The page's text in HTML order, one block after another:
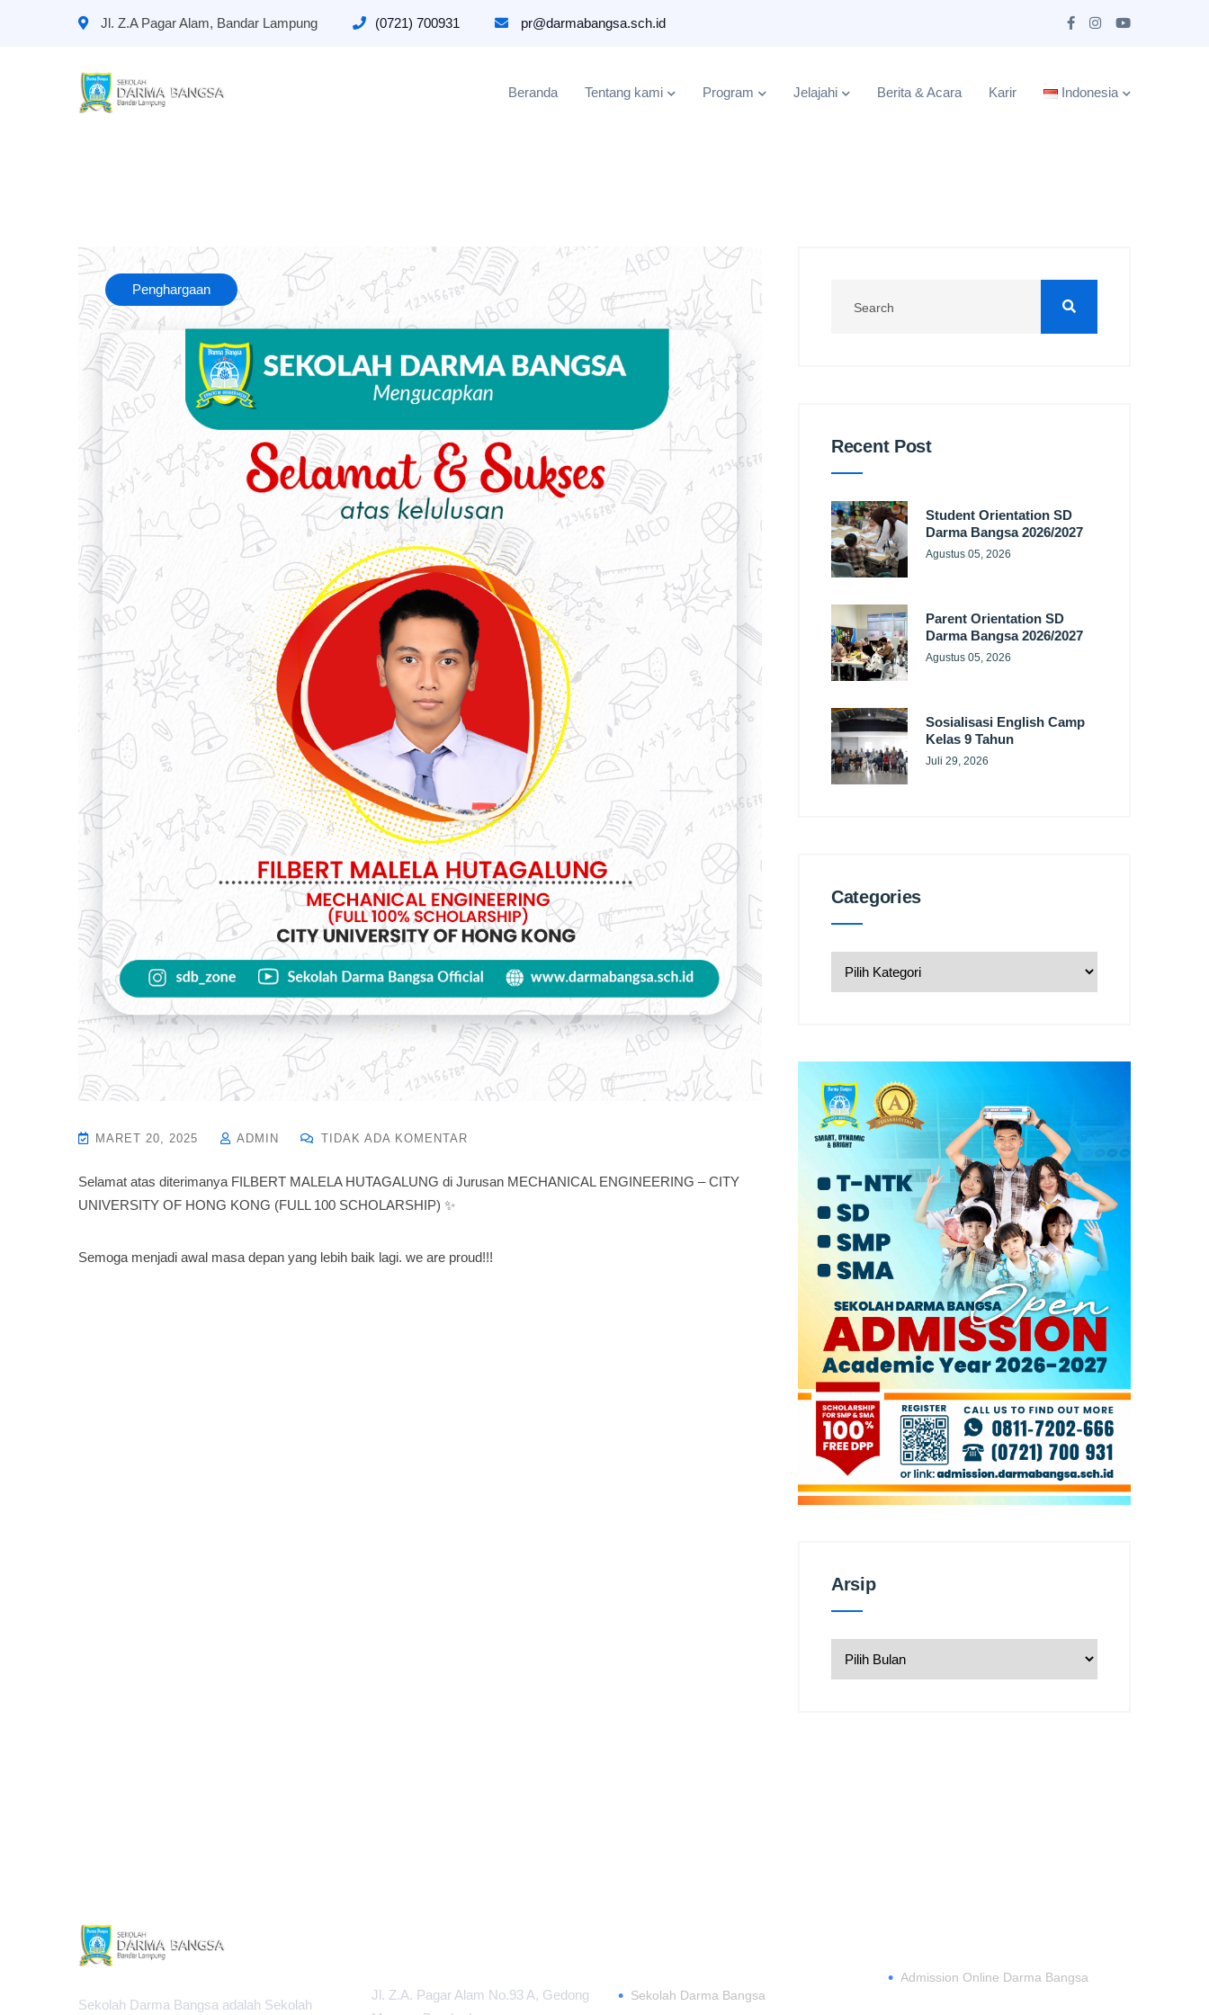
Jl. Z.A Pagar Alam, Bandar Lampung (0721) 700931 pr@darmabangsa.sch.id
Beranda Tentang kami Program Jelajahi Berita & Acara Karir Indonesia
Penghargaan
MARET 20, 2025 ADMIN TIDAK ADA KOMENTAR
Selamat atas diterimanya FILBERT MALELA HUTAGALUNG di Jurusan MECHANICAL ENGINEERING – CITY
UNIVERSITY OF HONG KONG (FULL 100 SCHOLARSHIP) ✨
Semoga menjadi awal masa depan yang lebih baik lagi. we are proud!!!
Recent Post
Student Orientation SD
Darma Bangsa 2026/2027
Agustus 05, 2026
Parent Orientation SD
Darma Bangsa 2026/2027
Agustus 05, 2026
Sosialisasi English Camp
Kelas 9 Tahun
Juli 29, 2026
Categories
ArsipArsip
Sekolah Darma Bangsa adalah Sekolah
Jl. Z.A. Pagar Alam No.93 A, Gedong
• Sekolah Darma Bangsa
• Admission Online Darma Bangsa